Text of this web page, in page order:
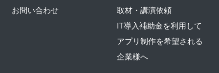
お問い合わせ
取材・講演依頼
IT導入補助金を利用して
アプリ制作を希望される
企業様へ